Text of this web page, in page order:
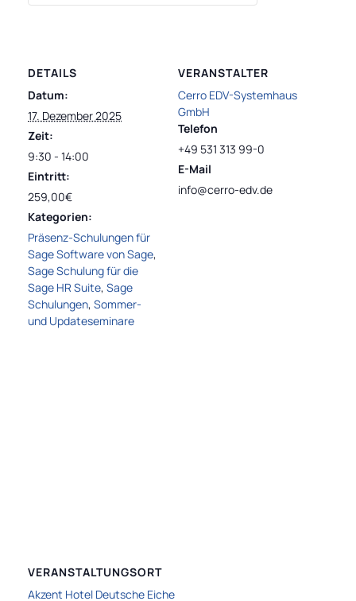
DETAILS
Datum:
17. Dezember 2025
Zeit:
9:30 - 14:00
Eintritt:
259,00€
Kategorien:
Präsenz-Schulungen für
Sage Software von Sage,
Sage Schulung für die
Sage HR Suite, Sage
Schulungen, Sommer-
und Updateseminare
VERANSTALTER
Cerro EDV-Systemhaus
GmbH
Telefon
+49 531 313 99-0
E-Mail
info@cerro-edv.de
VERANSTALTUNGSORT
Akzent Hotel Deutsche Eiche